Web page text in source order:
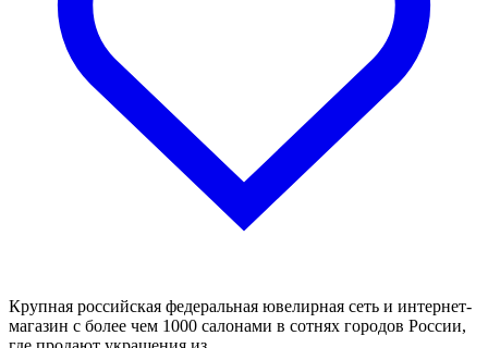
Крупная российская федеральная ювелирная сеть и интернет-
магазин с более чем 1000 салонами в сотнях городов России,